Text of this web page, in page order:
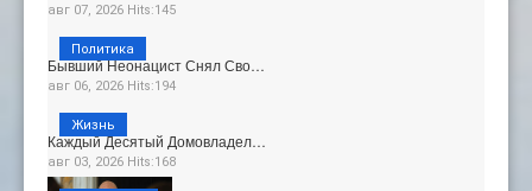
авг 07, 2026 Hits:145
Бывший Неонацист Снял Сво…
авг 06, 2026 Hits:194
Политика
Каждый Десятый Домовладел…
авг 03, 2026 Hits:168
Жизнь